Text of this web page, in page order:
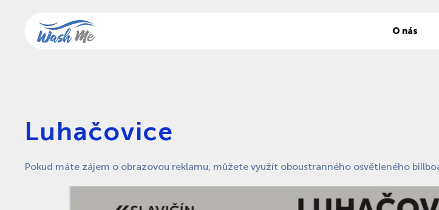
Skip to main content O nás
Luhačovice
Pokud máte zájem o obrazovou reklamu, můžete využít oboustranného osvětleného